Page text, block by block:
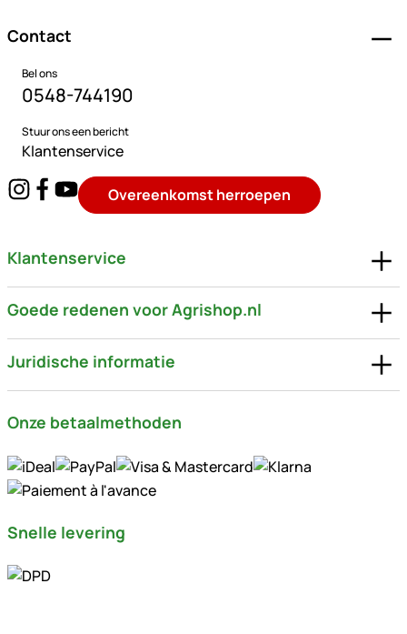
Contact
Bel ons
0548-744190
Stuur ons een bericht
Klantenservice
Overeenkomst herroepen
Klantenservice
Goede redenen voor Agrishop.nl
Juridische informatie
Onze betaalmethoden
Snelle levering